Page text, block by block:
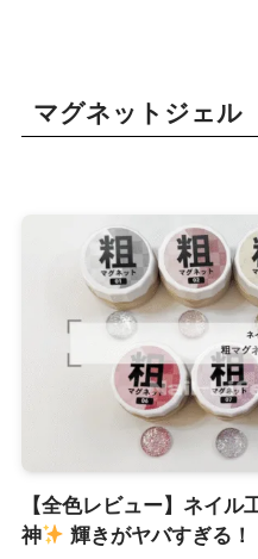
マグネットジェル
【全色レビュー】ネイ
神
輝きがヤバすぎる！